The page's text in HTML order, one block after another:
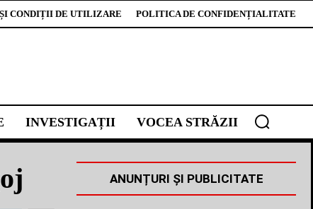
CONDIȚII DE UTILIZARE POLITICA DE CONFIDENȚIALITATE
INVESTIGAȚII VOCEA STRĂZII
ANUNȚURI ȘI PUBLICITATE